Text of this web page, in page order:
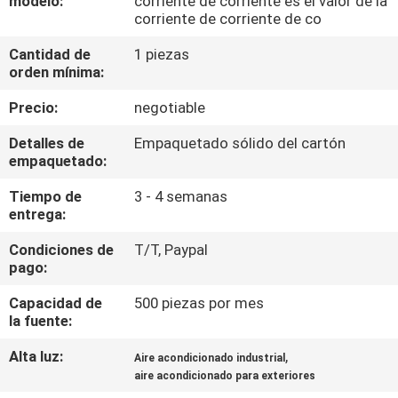
LA
FÁBRICA
CONTROL
DE
CALIDAD
CONTACTO
LOS
E.E.U.U.
NOTICIAS
corriente de corriente de co
Cantidad de
orden mínima:
1 piezas
Precio:
negotiable
Detalles de
empaquetado:
Empaquetado sólido del cartón
Tiempo de
entrega:
3 - 4 semanas
Condiciones de
pago:
T/T, Paypal
Capacidad de
la fuente:
500 piezas por mes
Alta luz: Aire acondicionado industrial ,
aire acondicionado para exteriores